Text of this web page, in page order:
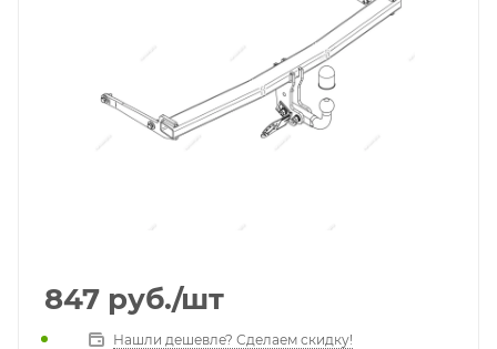
847 руб./шт
Нашли дешевле? Сделаем скидку!